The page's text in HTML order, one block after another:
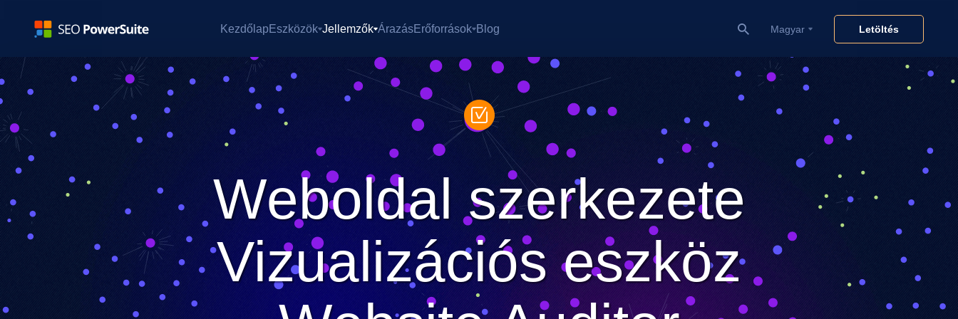
KezdőlapEszközök Jellemzők ÁrazásErőforrások Blog Magyar Letöltés
Weboldal szerkezete
Vizualizációs eszköz